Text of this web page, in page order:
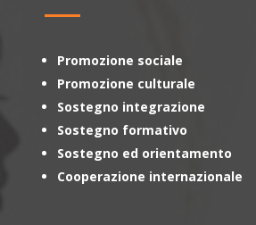
Promozione sociale
Promozione culturale
Sostegno integrazione
Sostegno formativo
Sostegno ed orientamento
Cooperazione internazionale